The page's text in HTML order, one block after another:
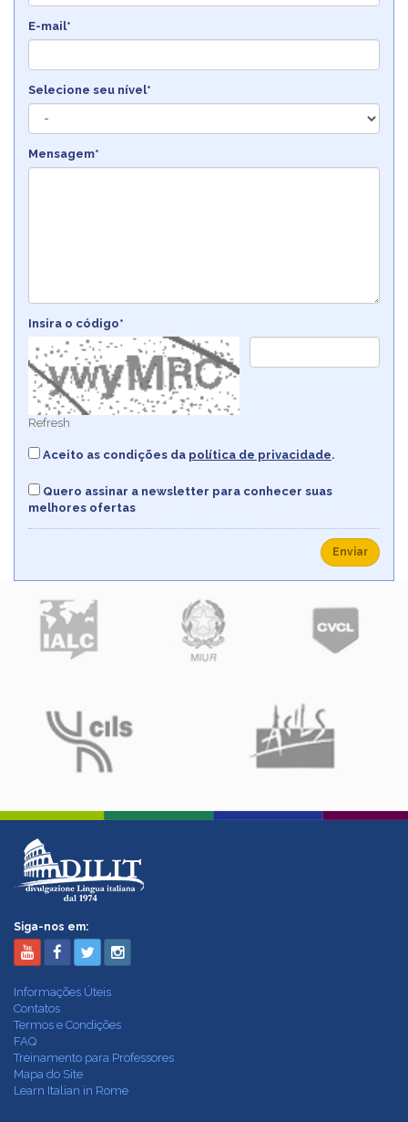
E-mail*
Selecione seu nível*
Mensagem*
Insira o código*
Refresh
Aceito as condições da política de privacidade.
Quero assinar a newsletter para conhecer suas
melhores ofertas
Enviar
Siga-nos em:
Informações Úteis
Contatos
Termos e Condições
FAQ
Treinamento para Professores
Mapa do Site
Learn Italian in Rome